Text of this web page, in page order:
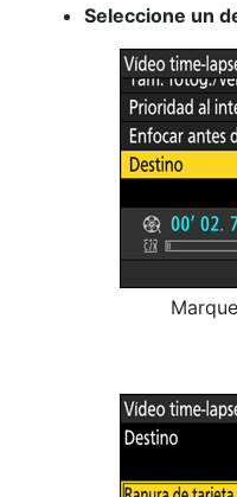
Seleccione un